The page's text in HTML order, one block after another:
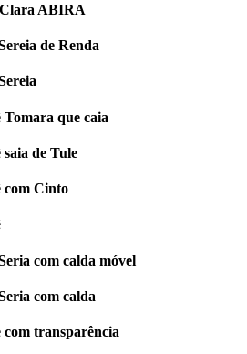
Clara ABIRA
de Renda
Tomara que caia
saia de Tule
com Cinto
com calda móvel
com calda
com transparência